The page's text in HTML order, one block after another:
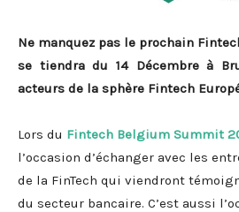
Ne manquez pas le prochain
se tiendra du 14 Décembre à
acteurs de la sphère Fintech
Lors du Fintech Belgium Summit
l’occasion d’échanger avec les
de la FinTech qui viendront
du secteur bancaire. C’est aussi